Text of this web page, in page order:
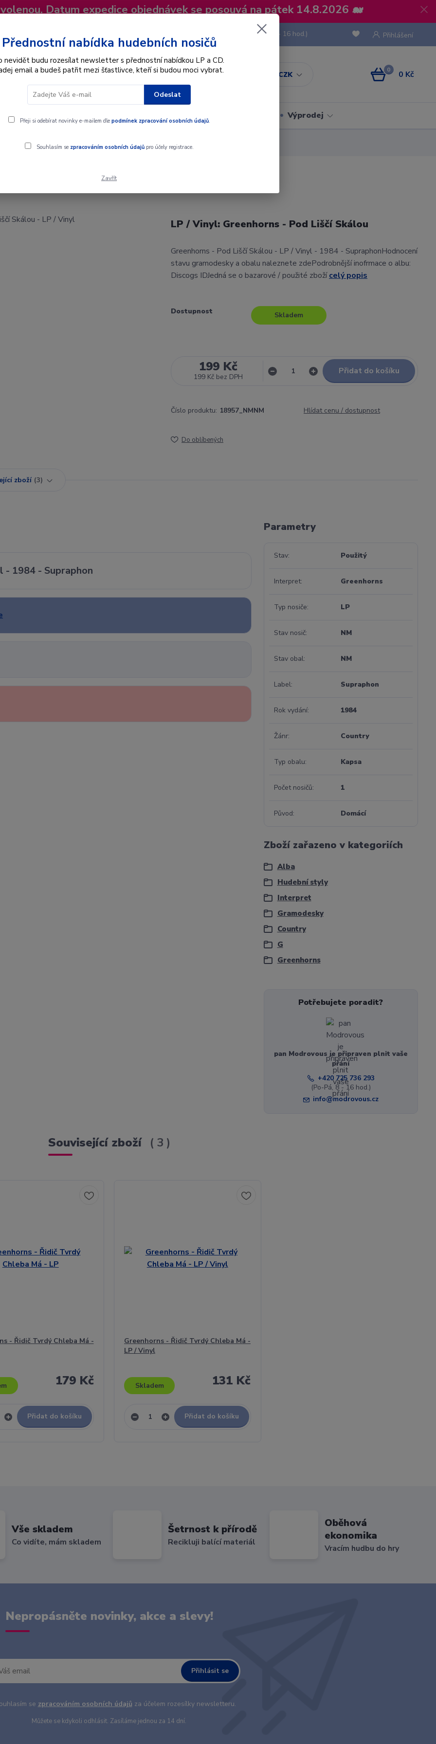
Datum expedice objednávek se posouvá na pátek 14.8.2026 🐋
CZK
Přihlášení
Hledat
(Po-Pá, 8 - 16 hod.)
0 0 Kč
Interpret Dárkové poukazy Výprodej
/ Vinyl
LP / Vinyl: Greenhorns - Pod Liščí Skálou
Greenhorns - Pod Liščí Skálou - LP / Vinyl - 1984 - SupraphonHodnocení
stavu gramodesky a obalu naleznete zdePodrobnější inofrmace o albu:
Discogs IDJedná se o bazarové / použité zbožícelý popis
Dostupnost Skladem
199 Kč
199 Kč bez DPH
Přidat do košíku
Číslo produktu: 18957_NMNM Hlídat cenu / dostupnost
Do oblíbených
zboží 3
- 1984 - Supraphon
Parametry
Stav Použitý
Interpret Greenhorns
Typ nosiče LP
Stav nosič NM
Stav obal NM
Label Supraphon
Rok vydání 1984
Žánr Country
Typ obalu Kapsa
Počet nosičů 1
Původ Domácí
Zboží zařazeno v kategoriích
Alba
Hudební styly
Interpret
Gramodesky
Country
G
Greenhorns
Potřebujete poradit?
pan Modrovous je připraven plnit vaše
přání
+420 725 736 293
(Po-Pá, 8 - 16 hod.)
info@modrovous.cz
Související zboží 3
- Řidič Tvrdý Chleba Má -
179 Kč
Přidat do košíku
Greenhorns - Řidič Tvrdý Chleba Má -
LP / Vinyl
131 Kč
Skladem
Přidat do košíku
Vše skladem
Co vidíte, mám skladem
Šetrnost k přírodě
Recikluji balící materiál
Oběhová
ekonomika
Vracím hudbu do hry
Nepropásněte novinky, akce a slevy!
Přihlásit se
se zpracováním osobních údajů za účelem rozesílky newsletteru.
Můžete se kdykoli odhlásit. Zasíláme jednou za 14 dní.
Přednostní nabídka hudebních nosičů
nevidět budu rozesílat newsletter s přednostní nabídkou LP a CD.
email a budeš patřit mezi šťastlivce, kteří si budou moci vybrat.
Odeslat
Přeji si odebírat novinky e-mailem dle podmínek zpracování osobních údajů.
Souhlasím se zpracováním osobních údajůpro účely registrace.
Zavřít